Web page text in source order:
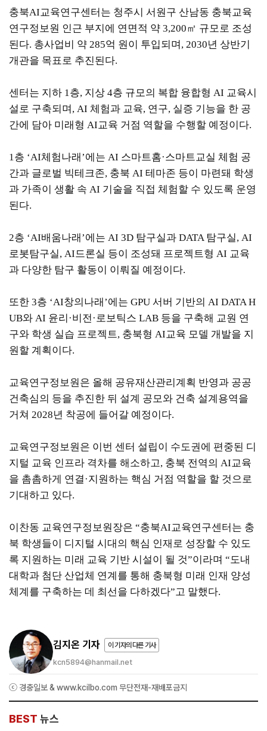
충북AI교육연구센터는 청주시 서원구 산남동 충북교육
연구정보원 인근 부지에 연면적 약 3,200㎡ 규모로 조성
된다. 총사업비 약 285억 원이 투입되며, 2030년 상반기
개관을 목표로 추진된다.
센터는 지하 1층, 지상 4층 규모의 복합 융합형 AI 교육시
설로 구축되며, AI 체험과 교육, 연구, 실증 기능을 한 공
간에 담아 미래형 AI교육 거점 역할을 수행할 예정이다.
1층 ‘AI체험나래’에는 AI 스마트홈·스마트교실 체험 공
간과 글로벌 빅테크존, 충북 AI 테마존 등이 마련돼 학생
과 가족이 생활 속 AI 기술을 직접 체험할 수 있도록 운영
된다.
2층 ‘AI배움나래’에는 AI 3D 탐구실과 DATA 탐구실, AI
로봇탐구실, AI드론실 등이 조성돼 프로젝트형 AI 교육
과 다양한 탐구 활동이 이뤄질 예정이다.
또한 3층 ‘AI창의나래’에는 GPU 서버 기반의 AI DATA H
UB와 AI 윤리·비전·로보틱스 LAB 등을 구축해 교원 연
구와 학생 실습 프로젝트, 충북형 AI교육 모델 개발을 지
원할 계획이다.
교육연구정보원은 올해 공유재산관리계획 반영과 공공
건축심의 등을 추진한 뒤 설계 공모와 건축 설계용역을
거쳐 2028년 착공에 들어갈 예정이다.
교육연구정보원은 이번 센터 설립이 수도권에 편중된 디
지털 교육 인프라 격차를 해소하고, 충북 전역의 AI교육
을 촘촘하게 연결·지원하는 핵심 거점 역할을 할 것으로
기대하고 있다.
이찬동 교육연구정보원장은 “충북AI교육연구센터는 충
북 학생들이 디지털 시대의 핵심 인재로 성장할 수 있도
록 지원하는 미래 교육 기반 시설이 될 것”이라며 “도내
대학과 첨단 산업체 연계를 통해 충북형 미래 인재 양성
체계를 구축하는 데 최선을 다하겠다”고 말했다.
김지온 기자 이 기자의 다른 기사
kcn5894@hanmail.net
ⓒ 경충일보 & www.kcilbo.com 무단전재-재배포금지
BEST 뉴스